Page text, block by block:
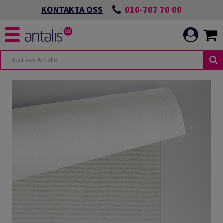
KONTAKTA OSS 010-707 70 00